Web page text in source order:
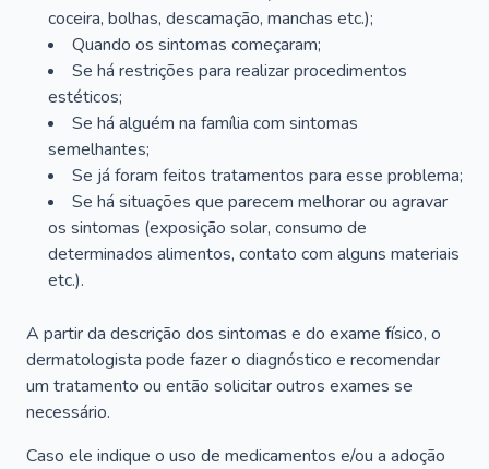
coceira, bolhas, descamação, manchas etc.);
Quando os sintomas começaram;
Se há restrições para realizar procedimentos
estéticos;
Se há alguém na família com sintomas
semelhantes;
Se já foram feitos tratamentos para esse problema;
Se há situações que parecem melhorar ou agravar
os sintomas (exposição solar, consumo de
determinados alimentos, contato com alguns materiais
etc.).
A partir da descrição dos sintomas e do exame físico, o
dermatologista pode fazer o diagnóstico e recomendar
um tratamento ou então solicitar outros exames se
necessário.
Caso ele indique o uso de medicamentos e/ou a adoção